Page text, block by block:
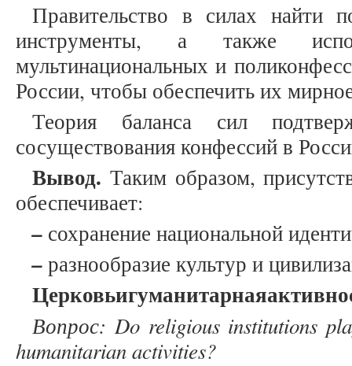
Правительство в силах найти
инструменты, а также
мультинациональных и
России, чтобы обеспечить их
Теория баланса сил
сосуществования конфессий в
Вывод. Таким образом,
обеспечивает:
– сохранение национальной
–разнообразие культур и
Церковьигуманитарная
Вопрос: Do religious institutions
humanitarian activities?